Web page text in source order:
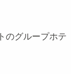
のグループホテ